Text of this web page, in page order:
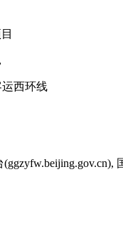
运西环线